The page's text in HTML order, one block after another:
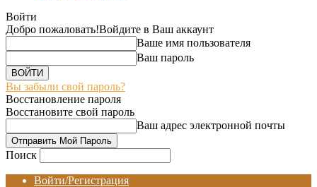
Войти
Добро пожаловать!Войдите в Ваш аккаунт
Ваше имя пользователя
Ваш пароль
Вы забыли свой пароль?
Восстановление пароля
Восстановите свой пароль
Ваш адрес электронной почты
Поиск
Войти/Регистрация